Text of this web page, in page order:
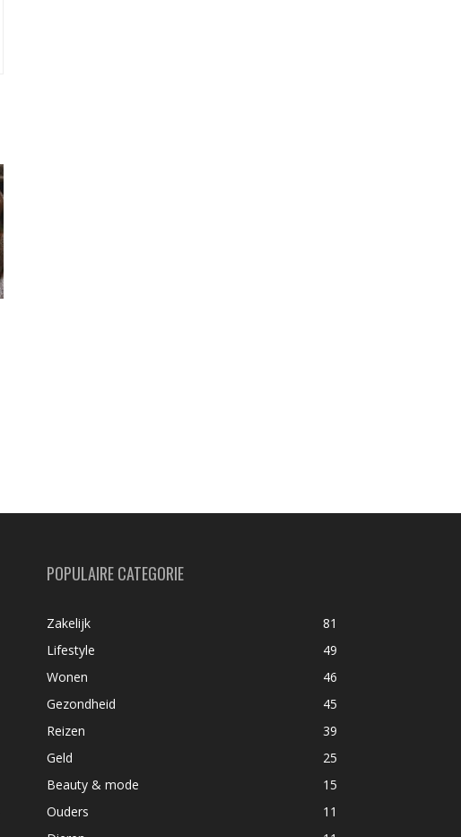
POPULAIRE CATEGORIE
Zakelijk
81
Lifestyle
49
Wonen
46
Gezondheid
45
Reizen
39
Geld
25
Beauty & mode
15
Ouders
11